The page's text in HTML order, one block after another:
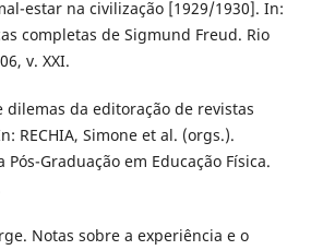
estar na civilização [1929/1930]. In:
completas de Sigmund Freud. Rio
v. XXI.
dilemas da editoração de revistas
RECHIA, Simone et al. (orgs.).
Pós-Graduação em Educação Física.
Notas sobre a experiência e o